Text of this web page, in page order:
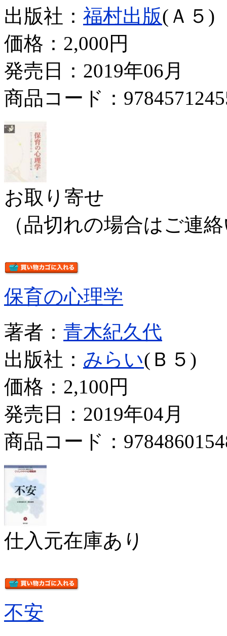
出版社： 福村出版(Ａ５)
価格： 2,000円
発売日：2019年06月
商品コード：
お取り寄せ
（品切れの場合はご連
保育の心理学
著者： 青木紀久代
出版社： みらい(Ｂ５)
価格： 2,100円
発売日：2019年04月
商品コード：
仕入元在庫あり
不安